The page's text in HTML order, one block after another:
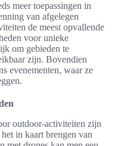
meer toepassingen in
van afgelegen
de meest opvallende
voor unieke
om gebieden te
zijn. Bovendien
evenementen, waar ze
outdoor-activiteiten zijn
in kaart brengen van